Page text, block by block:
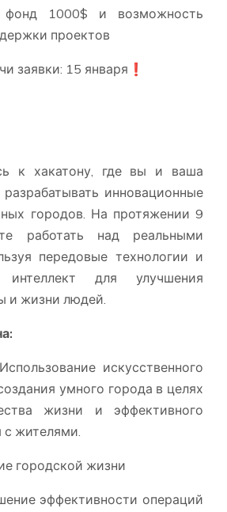
1000$ и возможность
проектов
заявки: 15 января❗️
к хакатону, где вы и ваша
инновационные
городов. На протяжении 9
работать над реальными
передовые технологии и
интеллект для улучшения
и жизни людей.
искусственного
умного города в целях
жизни и эффективного
с жителями.
жизни
операций